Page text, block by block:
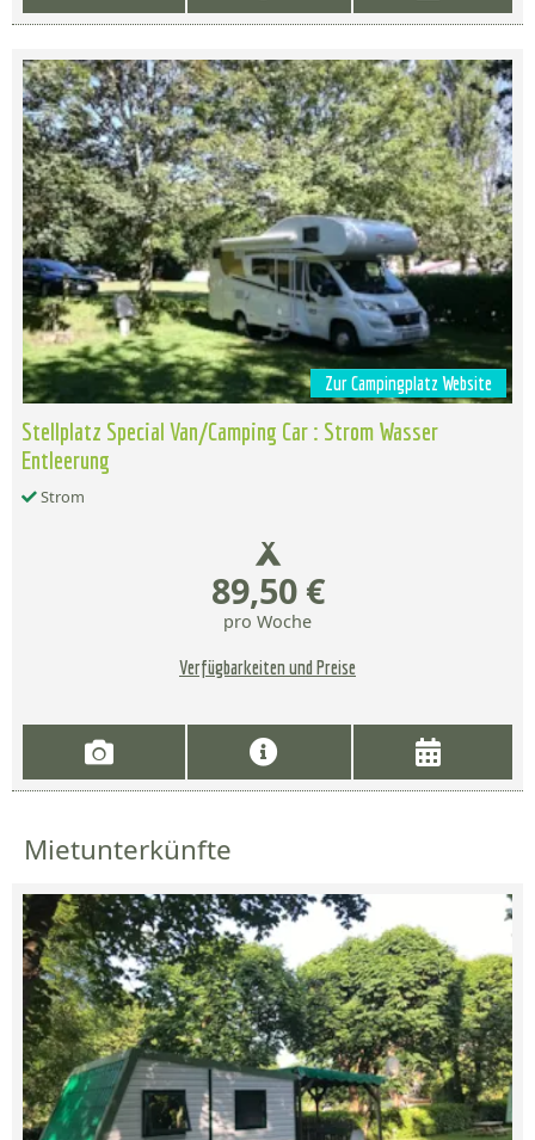
Zur Campingplatz Website
Stellplatz Special Van/Camping Car : Strom Wasser
Entleerung
Strom
89,50 €
pro Woche
Verfügbarkeiten und Preise
Mietunterkünfte